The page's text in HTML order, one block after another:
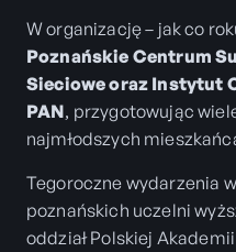
W organizację – jak co
Poznańskie Centrum
Sieciowe oraz Instytut
PAN, przygotowując
najmłodszych
Tegoroczne wydarzenia
poznańskich uczelni
oddział Polskiej